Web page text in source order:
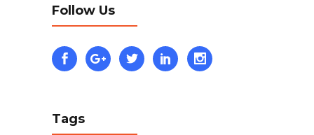
Follow Us
Tags